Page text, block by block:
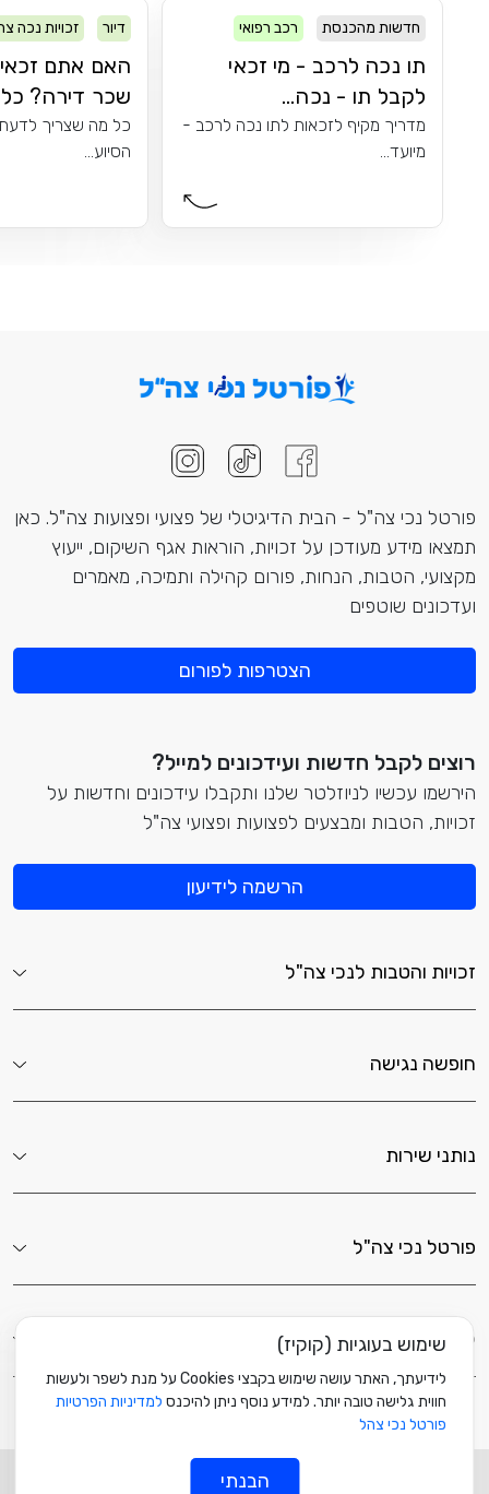
שימוש בעוגיות (קוקיז)
לידיעתך, האתר עושה שימוש בקבצי Cookies על מנת לשפר ולעשות
חווית גלישה טובה יותר. למידע נוסף ניתן להיכנס למדיניות הפרטיות
פורטל נכי צהל
הבנתי
חדשות מהכנסת רכב רפואי
תו נכה לרכב - מי זכאי
לקבל תו - נכה...
מדריך מקיף לזכאות לתו נכה לרכב -
מיועד...
דיור זכויות נכה
האם אתם
שכר דירה?
כל מה שצריך
הסיוע...
פורטל נכי צה"ל - הבית הדיגיטלי של פצועי ופצועות צה"ל. כאן
תמצאו מידע מעודכן על זכויות, הוראות אגף השיקום, ייעוץ
מקצועי, הטבות, הנחות, פורום קהילה ותמיכה, מאמרים
ועדכונים שוטפים
הצטרפות לפורום
רוצים לקבל חדשות ועידכונים למייל?
הירשמו עכשיו לניוזלטר שלנו ותקבלו עידכונים וחדשות על
זכויות, הטבות ומבצעים לפצועות ופצועי צה"ל
הרשמה לידיעון
זכויות והטבות לנכי צה"ל
חופשה נגישה
נותני שירות
פורטל נכי צה"ל
לשירותך כאן
מוזה